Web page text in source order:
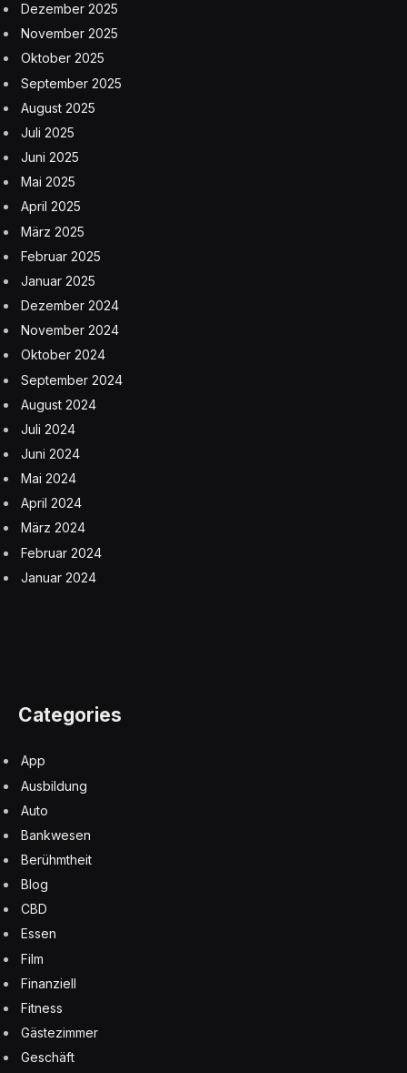
Dezember 2025
November 2025
Oktober 2025
September 2025
August 2025
Juli 2025
Juni 2025
Mai 2025
April 2025
März 2025
Februar 2025
Januar 2025
Dezember 2024
November 2024
Oktober 2024
September 2024
August 2024
Juli 2024
Juni 2024
Mai 2024
April 2024
März 2024
Februar 2024
Januar 2024
Categories
App
Ausbildung
Auto
Bankwesen
Berühmtheit
Blog
CBD
Essen
Film
Finanziell
Fitness
Gästezimmer
Geschäft